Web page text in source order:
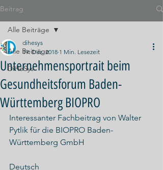
Beitrag
Alle Beiträge
DiHeSys
Alle Beiträge
Unternehmensportrait beim
Gesundheitsforum Baden-
Württemberg BIOPRO
dihesys
19. Dez. 2018 1 Min. Lesezeit
Interessanter Fachbeitrag von Walter
Pytlik für die BIOPRO Baden-
Württemberg GmbH
Deutsch